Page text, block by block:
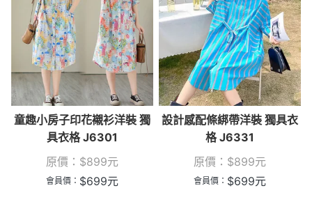
童趣小房子印花襯衫洋裝 獨
具衣格 J6301
原價： $899元
會員價： $699元
設計感配條綁帶洋裝 獨具衣
格 J6331
原價： $899元
會員價： $699元